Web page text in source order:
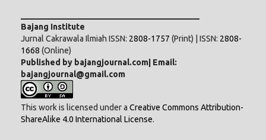
Bajang Institute
Jurnal Cakrawala Ilmiah ISSN: 2808-1757 (Print) | ISSN: 2808-
1668 (Online)
Published by bajangjournal.com| Email:
bajangjournal@gmail.com
This work is licensed under a Creative Commons Attribution-
ShareAlike 4.0 International License.